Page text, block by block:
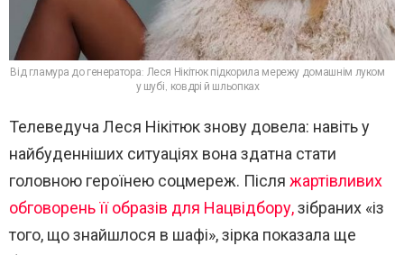
Від гламура до генератора: Леся Нікітюк підкорила мережу домашнім луком
у шубі, ковдрі й шльопках
Телеведуча Леся Нікітюк знову довела: навіть у
найбуденніших ситуаціях вона здатна стати
головною героїнею соцмереж. Після жартівливих
обговорень її образів для Нацвідбору,зібраних «із
того, що знайшлося в шафі», зірка показала ще